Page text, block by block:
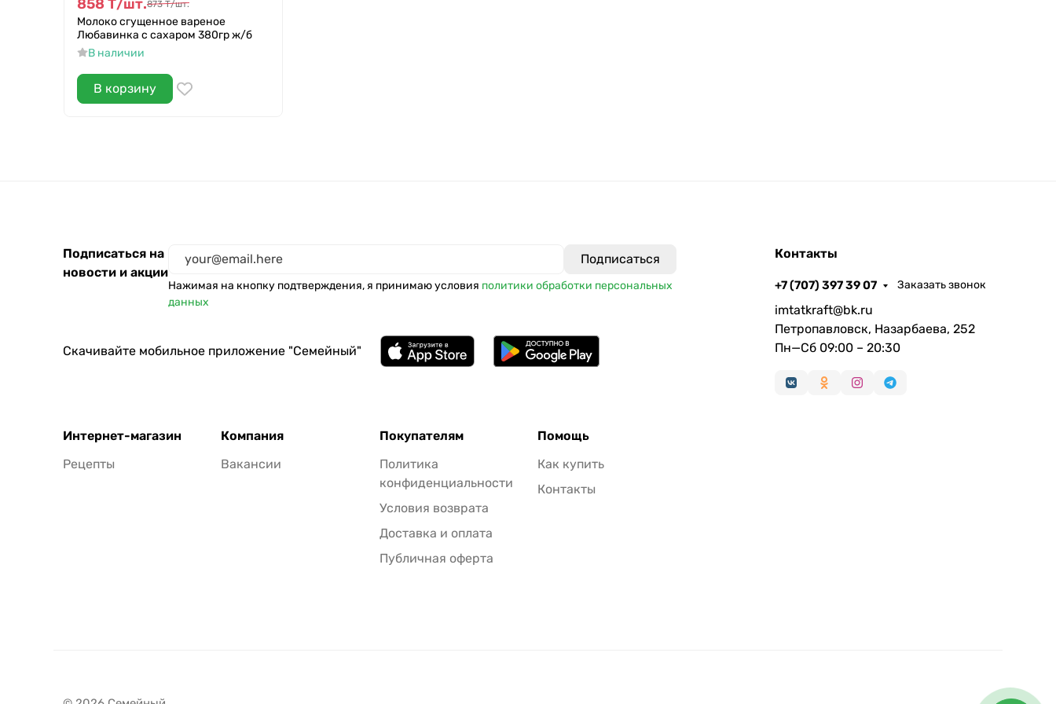
858 Т/шт.873 Т/шт.
Молоко сгущенное вареное
Любавинка с сахаром 380гр ж/б
В наличии
В корзину
Подписаться на
новости и акции
Нажимая на кнопку подтверждения, я принимаю условия политики обработки персональных
данных
Скачивайте мобильное приложение "Семейный"
Интернет-магазин
Рецепты
Компания
Вакансии
Покупателям
Политика
конфиденциальности
Условия возврата
Доставка и оплата
Публичная оферта
Помощь
Как купить
Контакты
Контакты
+7 (707) 397 39 07 Заказать звонок
imtatkraft@bk.ru
Петропавловск, Назарбаева, 252
Пн—Сб 09:00 – 20:30